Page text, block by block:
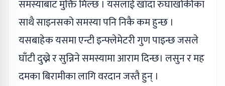
समस्याबाट मुक्ति मिल्छ । यसलाई खाँदा रुघाखोकीका
साथै साइनसको समस्या पनि निकै कम हुन्छ ।
यसबाहेक यसमा एन्टी इन्फ्लेमेटरी गुण पाइन्छ जसले
घाँटी दुख्ने र सुन्निने समस्यामा आराम दिन्छ। लसुन र मह
दमका बिरामीका लागि वरदान जस्तै हुन् ।